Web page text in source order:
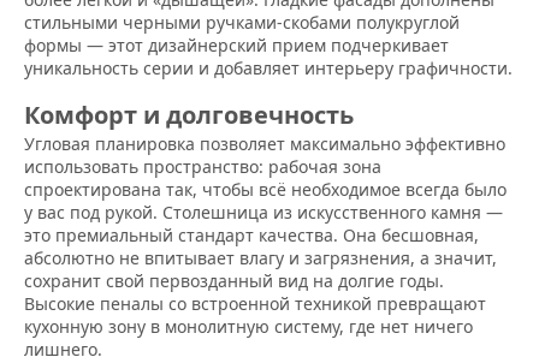
стильными черными ручками-скобами полукруглой
формы — этот дизайнерский прием подчеркивает
уникальность серии и добавляет интерьеру графичности.
Комфорт и долговечность
Угловая планировка позволяет максимально эффективно
использовать пространство: рабочая зона
спроектирована так, чтобы всё необходимое всегда было
у вас под рукой. Столешница из искусственного камня —
это премиальный стандарт качества. Она бесшовная,
абсолютно не впитывает влагу и загрязнения, а значит,
сохранит свой первозданный вид на долгие годы.
Высокие пеналы со встроенной техникой превращают
кухонную зону в монолитную систему, где нет ничего
лишнего.